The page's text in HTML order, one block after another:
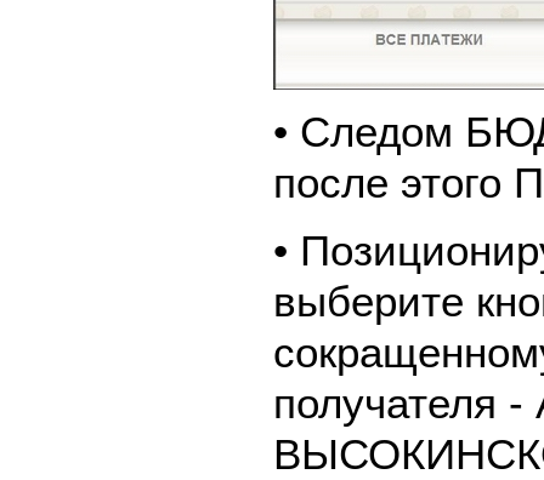
• Следом
после
•
выберите
получателя